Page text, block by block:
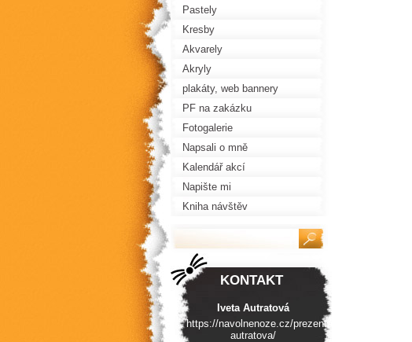
Pastely
Kresby
Akvarely
Akryly
plakáty, web bannery
PF na zakázku
Fotogalerie
Napsali o mně
Kalendář akcí
Napište mi
Kniha návštěv
KONTAKT
Iveta Autratová
https://navolnenoze.cz/prezentace/iveta-
autratova/